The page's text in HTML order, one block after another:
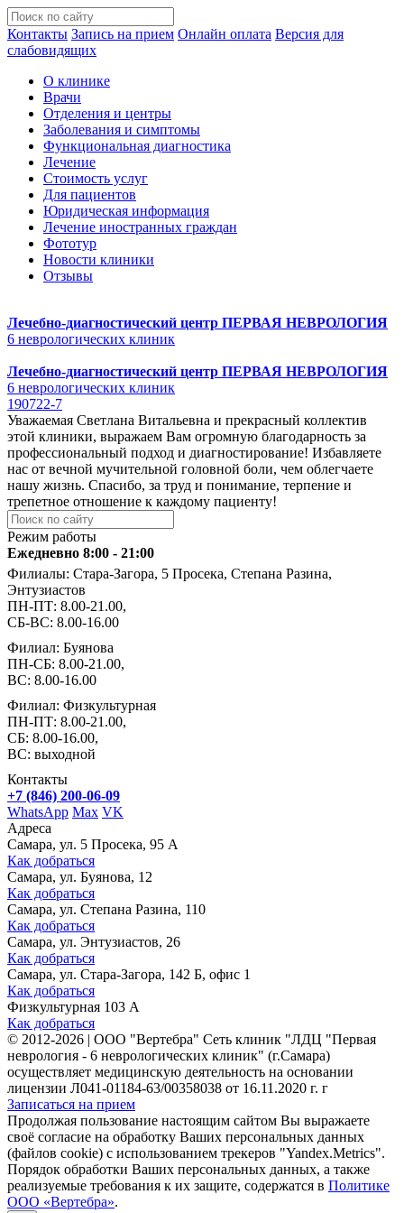
Контакты Запись на прием Онлайн оплата Версия для
слабовидящих
О клинике
Врачи
Отделения и центры
Заболевания и симптомы
Функциональная диагностика
Лечение
Стоимость услуг
Для пациентов
Юридическая информация
Лечение иностранных граждан
Фототур
Новости клиники
Отзывы
Лечебно-диагностический центр ПЕРВАЯ НЕВРОЛОГИЯ
6 неврологических клиник
Лечебно-диагностический центр ПЕРВАЯ НЕВРОЛОГИЯ
6 неврологических клиник
190722-7
Уважаемая Светлана Витальевна и прекрасный коллектив
этой клиники, выражаем Вам огромную благодарность за
профессиональный подход и диагностирование! Избавляете
нас от вечной мучительной головной боли, чем облегчаете
нашу жизнь. Спасибо, за труд и понимание, терпение и
трепетное отношение к каждому пациенту!
Режим работы
Ежедневно 8:00 - 21:00
Филиалы: Стара-Загора, 5 Просека, Степана Разина,
Энтузиастов
ПН-ПТ: 8.00-21.00,
СБ-ВС: 8.00-16.00
Филиал: Буянова
ПН-СБ: 8.00-21.00,
ВС: 8.00-16.00
Филиал: Физкультурная
ПН-ПТ: 8.00-21.00,
СБ: 8.00-16.00,
ВС: выходной
Контакты
+7 (846) 200-06-09
WhatsApp Max VK
Адреса
Самара, ул. 5 Просека, 95 А
Как добраться
Самара, ул. Буянова, 12
Как добраться
Самара, ул. Степана Разина, 110
Как добраться
Самара, ул. Энтузиастов, 26
Как добраться
Самара, ул. Стара-Загора, 142 Б, офис 1
Как добраться
Физкультурная 103 А
Как добраться
© 2012-2026 | ООО "Вертебра" Сеть клиник "ЛДЦ "Первая
неврология - 6 неврологических клиник" (г.Самара)
осуществляет медицинскую деятельность на основании
лицензии Л041-01184-63/00358038 от 16.11.2020 г. г
Записаться на прием
Продолжая пользование настоящим сайтом Вы выражаете
своё согласие на обработку Ваших персональных данных
(файлов cookie) с использованием трекеров "Yandex.Metrics".
Порядок обработки Ваших персональных данных, а также
реализуемые требования к их защите, содержатся в Политике
ООО «Вертебра».